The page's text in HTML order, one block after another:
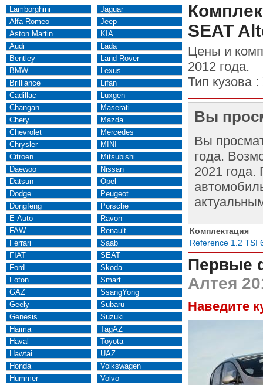
Lamborghini
Alfa Romeo
Aston Martin
Audi
Bentley
BMW
Brilliance
Cadillac
Changan
Chery
Chevrolet
Chrysler
Citroen
Daewoo
Datsun
Dodge
Dongfeng
E-Auto
FAW
Ferrari
FIAT
Ford
Foton
GAZ
Geely
Genesis
Haima
Haval
Hawtai
Honda
Hummer
Jaguar
Jeep
KIA
Lada
Land Rover
Lexus
Lifan
Luxgen
Maserati
Mazda
Mercedes
MINI
Mitsubishi
Nissan
Opel
Peugeot
Porsche
Ravon
Renault
Saab
SEAT
Skoda
Smart
SsangYong
Subaru
Suzuki
TagAZ
Toyota
UAZ
Volkswagen
Volvo
SEAT
Цены и
2012 года.
Тип кузова :
Вы
Вы
года.
2021 года.
Комплектация
Reference 1.2 TSI
Первые
Алтея
Наведите